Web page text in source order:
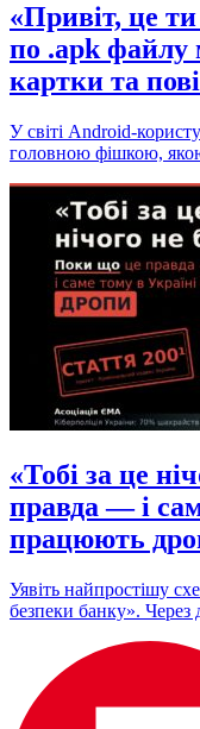
«Привіт, це
по .apk файлу
картки та
У світі Android-
головною фішкою,
«Тобі за це
правда — і
працюють
Уявіть найпростішу
безпеки банку». Через